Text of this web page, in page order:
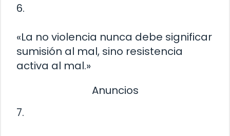
6.
«La no violencia nunca debe significar
sumisión al mal, sino resistencia
activa al mal.»
Anuncios
7.